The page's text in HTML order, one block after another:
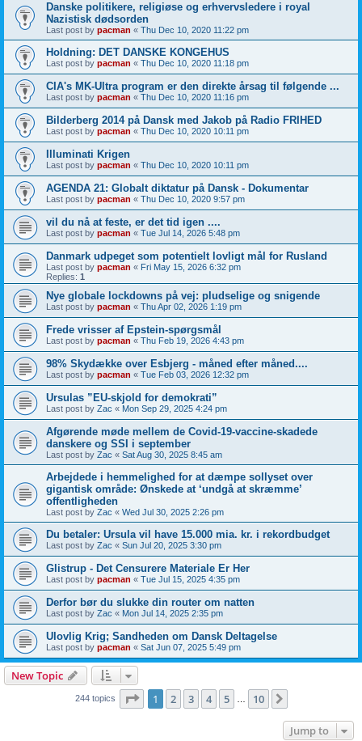
Danske politikere, religiøse og erhvervsledere i royal
Nazistisk dødsorden
Last post by pacman « Thu Dec 10, 2020 11:22 pm
Holdning: DET DANSKE KONGEHUS
Last post by pacman « Thu Dec 10, 2020 11:18 pm
CIA's MK-Ultra program er den direkte årsag til følgende ...
Last post by pacman « Thu Dec 10, 2020 11:16 pm
Bilderberg 2014 på Dansk med Jakob på Radio FRIHED
Last post by pacman « Thu Dec 10, 2020 10:11 pm
Illuminati Krigen
Last post by pacman « Thu Dec 10, 2020 10:11 pm
AGENDA 21: Globalt diktatur på Dansk - Dokumentar
Last post by pacman « Thu Dec 10, 2020 9:57 pm
vil du nå at feste, er det tid igen ....
Last post by pacman « Tue Jul 14, 2026 5:48 pm
Danmark udpeget som potentielt lovligt mål for Rusland
Last post by pacman « Fri May 15, 2026 6:32 pm
Replies: 1
Nye globale lockdowns på vej: pludselige og snigende
Last post by pacman « Thu Apr 02, 2026 1:19 pm
Frede vrisser af Epstein-spørgsmål
Last post by pacman « Thu Feb 19, 2026 4:43 pm
98% Skydække over Esbjerg - måned efter måned....
Last post by pacman « Tue Feb 03, 2026 12:32 pm
Ursulas ”EU-skjold for demokrati”
Last post by Zac « Mon Sep 29, 2025 4:24 pm
Afgørende møde mellem de Covid-19-vaccine-skadede
danskere og SSI i september
Last post by Zac « Sat Aug 30, 2025 8:45 am
Arbejdede i hemmelighed for at dæmpe sollyset over
gigantisk område: Ønskede at ‘undgå at skræmme’
offentligheden
Last post by Zac « Wed Jul 30, 2025 2:26 pm
Du betaler: Ursula vil have 15.000 mia. kr. i rekordbudget
Last post by Zac « Sun Jul 20, 2025 3:30 pm
Glistrup - Det Censurere Materiale Er Her
Last post by pacman « Tue Jul 15, 2025 4:35 pm
Derfor bør du slukke din router om natten
Last post by Zac « Mon Jul 14, 2025 2:35 pm
Ulovlig Krig; Sandheden om Dansk Deltagelse
Last post by pacman « Sat Jun 07, 2025 5:49 pm
New Topic
244 topics Page 1of 10
1 2 3 4 5 10
Jump to